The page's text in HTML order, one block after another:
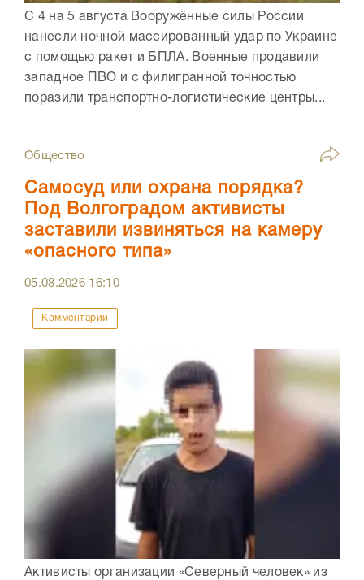
С 4 на 5 августа Вооружённые силы России
нанесли ночной массированный удар по Украине
с помощью ракет и БПЛА. Военные продавили
западное ПВО и с филигранной точностью
поразили транспортно-логистические центры...
Общество
Самосуд или охрана порядка?
Под Волгоградом активисты
заставили извиняться на камеру
«опасного типа»
05.08.2026 16:10
Комментарии
Активисты организации «Северный человек» из